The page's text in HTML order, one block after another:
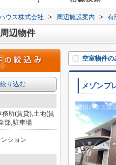
ウス株式会社 > 周辺施設案内 > 有
辺物件
空室物件の
メゾンプ
り込む
所(賃貸),土地(賃
部,駐車場
ンション